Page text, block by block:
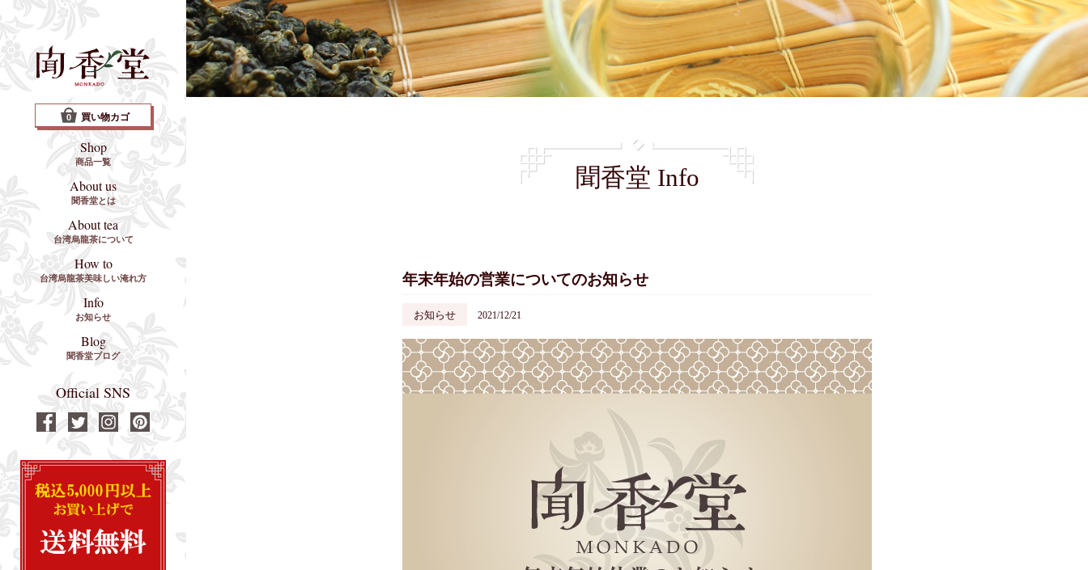
0 買い物カゴ
Shop
商品一覧
About us
聞香堂とは
About tea
台湾烏龍茶について
How to
台湾烏龍茶美味しい淹れ方
Info
お知らせ
Blog
聞香堂ブログ
Official SNS
聞香堂 Info
年末年始の営業についてのお知らせ
お知らせ 2021/12/21